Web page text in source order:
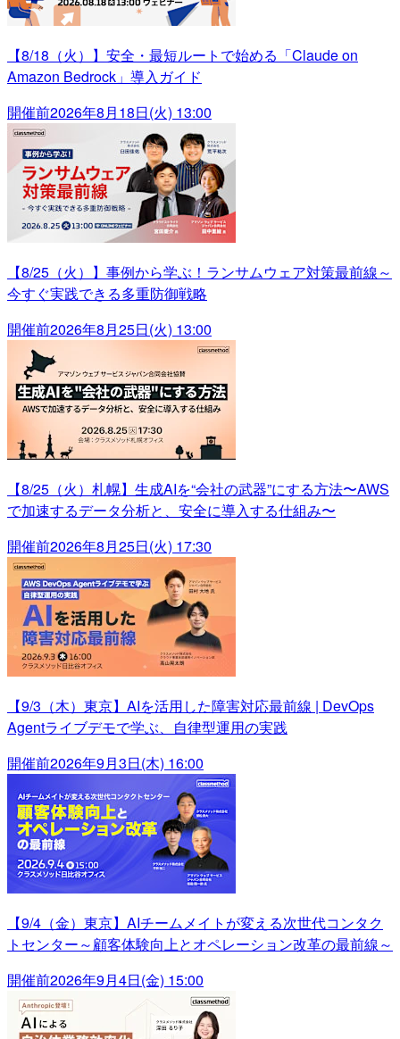
【8/18（火）】安全・最短ルートで始める「Claude on
Amazon Bedrock」導入ガイド
開催前2026年8月18日(火) 13:00
【8/25（火）】事例から学ぶ！ランサムウェア対策最前線～
今すぐ実践できる多重防御戦略
開催前2026年8月25日(火) 13:00
【8/25（火）札幌】生成AIを“会社の武器”にする方法〜AWS
で加速するデータ分析と、安全に導入する仕組み〜
開催前2026年8月25日(火) 17:30
【9/3（木）東京】AIを活用した障害対応最前線 | DevOps
Agentライブデモで学ぶ、自律型運用の実践
開催前2026年9月3日(木) 16:00
【9/4（金）東京】AIチームメイトが変える次世代コンタク
トセンター～顧客体験向上とオペレーション改革の最前線～
開催前2026年9月4日(金) 15:00